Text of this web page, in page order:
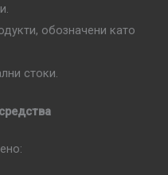
обозначени като
стоки.